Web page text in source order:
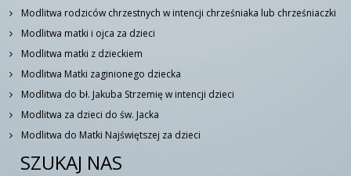
Modlitwa rodziców chrzestnych w intencji chrześniaka lub chrześniaczki
Modlitwa matki i ojca za dzieci
Modlitwa matki z dzieckiem
Modlitwa Matki zaginionego dziecka
Modlitwa do bł. Jakuba Strzemię w intencji dzieci
Modlitwa za dzieci do św. Jacka
Modlitwa do Matki Najświętszej za dzieci
SZUKAJ NAS